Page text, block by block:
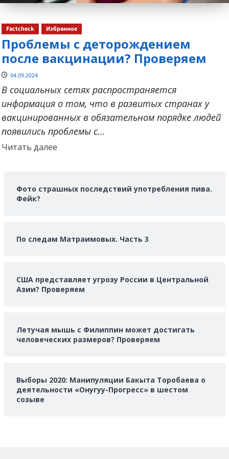
Factcheck Избранное
Проблемы с деторождением
после вакцинации? Проверяем
04.09.2024
В социальных сетях распространяется
информация о том, что в развитых странах у
вакцинированных в обязательном порядке людей
появились проблемы с...
Читать далееПрочитать
Фото страшных последствий употребления пива.
Фейк?
По следам Матраимовых. Часть 3
США представляет угрозу России в Центральной
Азии? Проверяем
Летучая мышь с Филиппин может достигать
человеческих размеров? Проверяем
Выборы 2020: Манипуляции Бакыта Торобаева о
деятельности «Онугуу-Прогресс» в шестом
созыве